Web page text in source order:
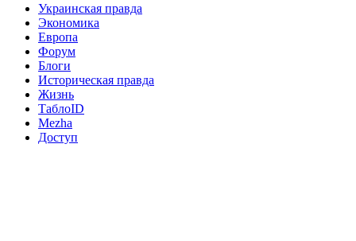
Украинская правда
Экономика
Европа
Форум
Блоги
Историческая правда
Жизнь
ТаблоID
Mezha
Доступ